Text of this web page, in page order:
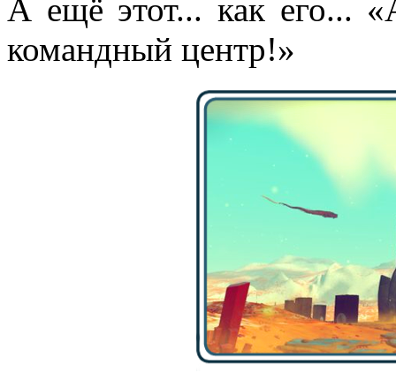
А ещё этот... как его...
командный центр!»